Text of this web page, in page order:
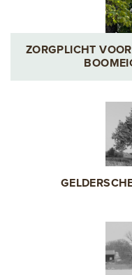
ZORGPLICHT